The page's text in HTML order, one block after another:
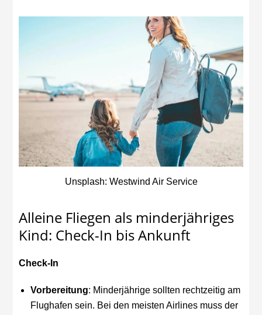
Unsplash: Westwind Air Service
Alleine Fliegen als minderjähriges
Kind: Check-In bis Ankunft
Check-In
Vorbereitung: Minderjährige sollten rechtzeitig am
Flughafen sein. Bei den meisten Airlines muss der